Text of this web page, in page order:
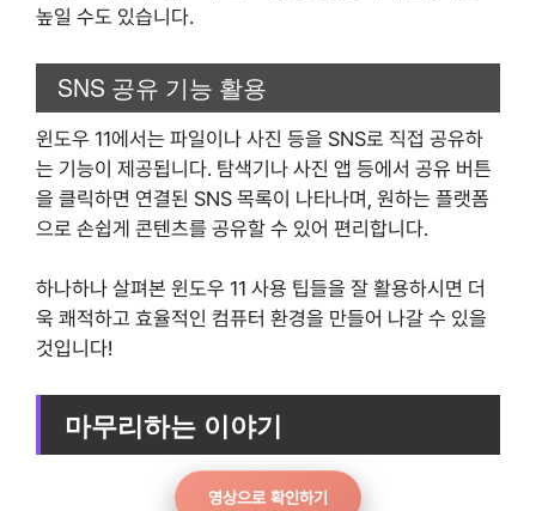
높일 수도 있습니다.
SNS 공유 기능 활용
윈도우 11에서는 파일이나 사진 등을 SNS로 직접 공유하
는 기능이 제공됩니다. 탐색기나 사진 앱 등에서 공유 버튼
을 클릭하면 연결된 SNS 목록이 나타나며, 원하는 플랫폼
으로 손쉽게 콘텐츠를 공유할 수 있어 편리합니다.
하나하나 살펴본 윈도우 11 사용 팁들을 잘 활용하시면 더
욱 쾌적하고 효율적인 컴퓨터 환경을 만들어 나갈 수 있을
것입니다!
마무리하는 이야기
영상으로 확인하기